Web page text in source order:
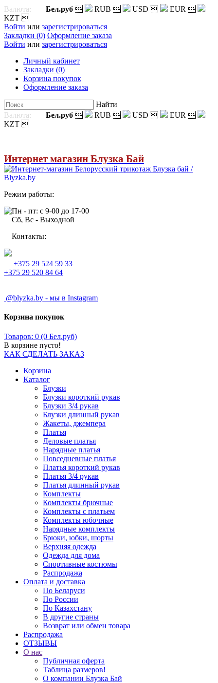
Валюта: Бел.руб  RUB  USD  EUR 
KZT 
Войти или зарегистрироваться
Закладки (0) Оформление заказа
Войти или зарегистрироваться
Личный кабинет
Закладки (0)
Корзина покупок
Оформление заказа
Найти
Валюта:
Бел.руб  RUB  USD  EUR 
KZT 
Интернет магазин Блузка Бай
Режим работы:
Пн - пт: с 9-00 до 17-00
Сб, Вс - Выходной
Контакты:
+375 29 524 59 33
+375 29 520 84 64
@blyzka.by - мы в Instagram
Корзина покупок
Товаров: 0 (0 Бел.руб)
В корзине пусто!
КАК СДЕЛАТЬ ЗАКАЗ
Корзина
Каталог
Блузки
Блузки короткий рукав
Блузки 3/4 рукав
Блузки длинный рукав
Жакеты, джемпера
Платья
Деловые платья
Нарядные платья
Повседневные платья
Платья короткий рукав
Платья 3/4 рукав
Платья длинный рукав
Комплекты
Комплекты брючные
Комплекты с платьем
Комплекты юбочные
Нарядные комплекты
Брюки, юбки, шорты
Верхняя одежда
Одежда для дома
Спортивные костюмы
Распродажа
Оплата и доставка
По Беларуси
По России
По Казахстану
В другие страны
Возврат или обмен товара
Распродажа
ОТЗЫВЫ
О нас
Публичная оферта
Таблица размеров!
О компании Блузка Бай